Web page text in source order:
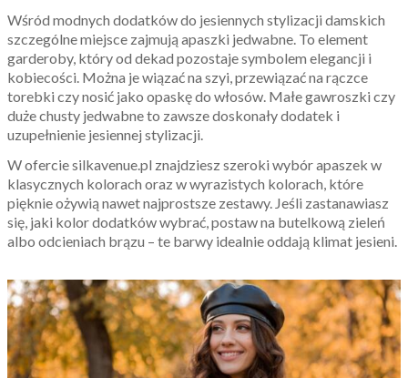
Wśród modnych dodatków do jesiennych stylizacji damskich
szczególne miejsce zajmują apaszki jedwabne. To element
garderoby, który od dekad pozostaje symbolem elegancji i
kobiecości. Można je wiązać na szyi, przewiązać na rączce
torebki czy nosić jako opaskę do włosów. Małe gawroszki czy
duże chusty jedwabne to zawsze doskonały dodatek i
uzupełnienie jesiennej stylizacji.
W ofercie silkavenue.pl znajdziesz szeroki wybór apaszek w
klasycznych kolorach oraz w wyrazistych kolorach, które
pięknie ożywią nawet najprostsze zestawy. Jeśli zastanawiasz
się, jaki kolor dodatków wybrać, postaw na butelkową zieleń
albo odcieniach brązu – te barwy idealnie oddają klimat jesieni.